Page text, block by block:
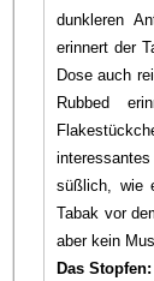
dunkleren
erinnert der
Dose auch
Rubbed
süßlich, wie
Tabak vor
aber kein
Das Stopfen: